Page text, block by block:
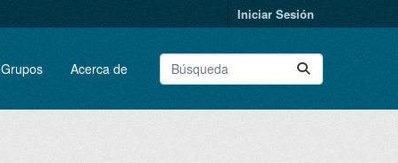
Iniciar Sesión
Grupos Acerca de